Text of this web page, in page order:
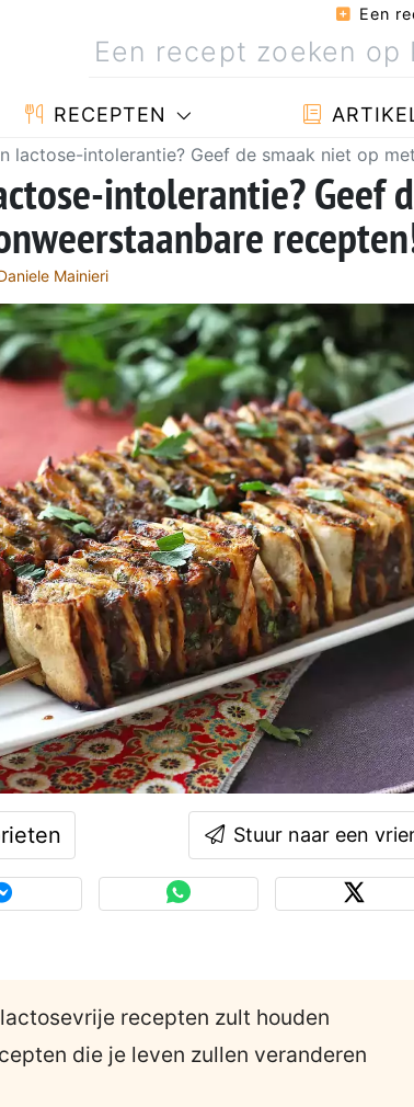
Een
RECEPTEN
lactose-intolerantie? Geef de smaak niet op
intolerantie? Geef
Mainieri
Stuur naar een
recepten zult houden
die je leven zullen veranderen